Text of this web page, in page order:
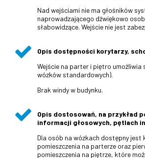
Nad wejściami nie ma głośników
naprowadzającego dźwiękowo
słabowidzące. Wejście nie jest
Opis dostępności korytarzy,
Wejście na parter i piętro umożliwia
wózków standardowych).
Brak windy w budynku.
Opis dostosowań, na przykład
informacji głosowych, pętlach
Dla osób na wózkach dostępny jest
pomieszczenia na parterze oraz
pomieszczenia na piętrze, które